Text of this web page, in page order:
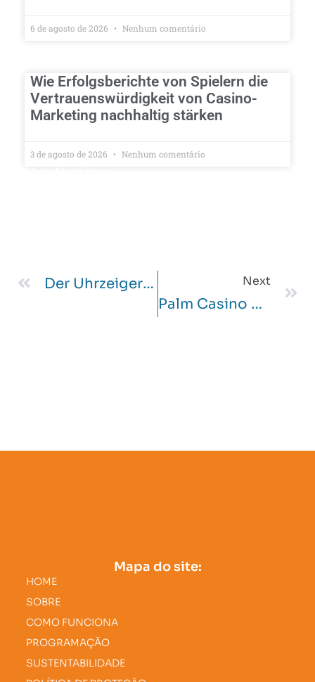
6 de agosto de 2026 Nenhum comentário
Wie Erfolgsberichte von Spielern die
Vertrauenswürdigkeit von Casino-
Marketing nachhaltig stärken
3 de agosto de 2026 Nenhum comentário
Der Uhrzeigerspin Zu Glück Und Reichtum Mit Dem Fortune Clock Next
Palm Casino Bonus Senza Deposito
Mapa do site:
HOME
SOBRE
COMO FUNCIONA
PROGRAMAÇÃO
SUSTENTABILIDADE